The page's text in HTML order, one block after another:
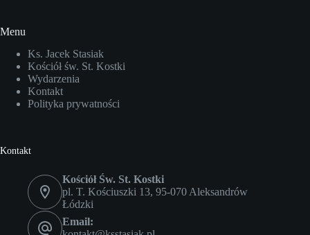
Menu
Ks. Jacek Stasiak
Kościół św. St. Kostki
Wydarzenia
Kontakt
Polityka prywatności
Kontakt
Kościół Św. St. Kostki
pl. T. Kościuszki 13, 95-070 Aleksandrów
Łódzki
Email: